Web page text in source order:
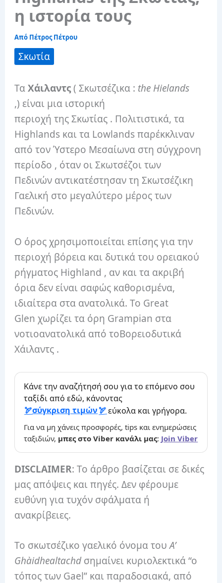
η ιστορία τους
Από Πέτρος Πέτρου
Σκωτία
ΤαΧάιλαντς( Σκωτσέζικα : the Hielands
,) είναι μια ιστορική
περιοχή της Σκωτίας . Πολιτιστικά, τα
Highlands και τα Lowlands παρέκκλιναν
από τον Ύστερο Μεσαίωνα στη σύγχρονη
περίοδο , όταν οι Σκωτσέζοι των
Πεδινών αντικατέστησαν τη Σκωτσέζικη
Γαελική στο μεγαλύτερο μέρος των
Πεδινών.
Ο όρος χρησιμοποιείται επίσης για την
περιοχή βόρεια και δυτικά του ορειακού
ρήγματος Highland , αν και τα ακριβή
όρια δεν είναι σαφώς καθορισμένα,
ιδιαίτερα στα ανατολικά. Το Great
Glen χωρίζει τα όρη Grampian στα
νοτιοανατολικά από τοΒορειοδυτικά
Χάιλαντς .
Κάνε την αναζήτησή σου για το επόμενο σου
ταξίδι από εδώ, κάνοντας
σύγκριση τιμών
εύκολα και γρήγορα.
Για να μη χάνεις προσφορές, tips και ενημερώσεις
ταξιδιών, μπες στο Viber κανάλι μας: Join Viber
DISCLAIMER: Το άρθρο βασίζεται σε δικές
μας απόψεις και πηγές. Δεν φέρουμε
ευθύνη για τυχόν σφάλματα ή
ανακρίβειες.
Το σκωτσέζικο γαελικό όνομα τουA’
Ghàidhealtachdσημαίνει κυριολεκτικά “ο
τόπος των Gael” και παραδοσιακά, από